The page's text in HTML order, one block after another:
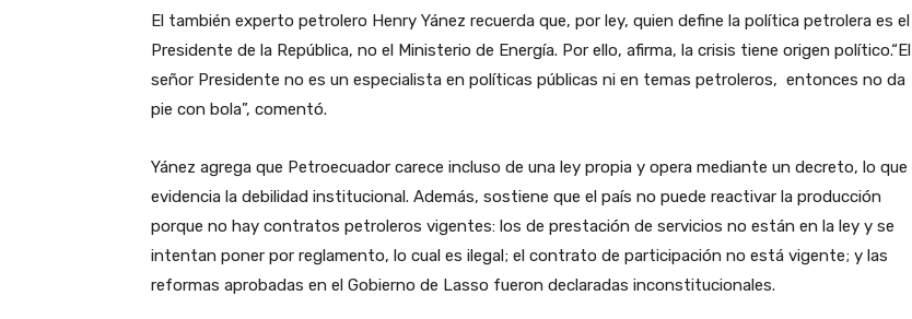
El también experto petrolero Henry Yánez recuerda que, por ley, quien define la política petrolera es el
Presidente de la República, no el Ministerio de Energía. Por ello, afirma, la crisis tiene origen político.“El
señor Presidente no es un especialista en políticas públicas ni en temas petroleros, entonces no da
pie con bola”, comentó.
Yánez agrega que Petroecuador carece incluso de una ley propia y opera mediante un decreto, lo que
evidencia la debilidad institucional. Además, sostiene que el país no puede reactivar la producción
porque no hay contratos petroleros vigentes: los de prestación de servicios no están en la ley y se
intentan poner por reglamento, lo cual es ilegal; el contrato de participación no está vigente; y las
reformas aprobadas en el Gobierno de Lasso fueron declaradas inconstitucionales.